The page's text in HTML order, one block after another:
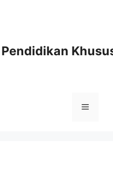
Pendidikan
Menu